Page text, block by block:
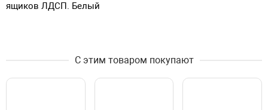
ящиков ЛДСП. Белый
С этим товаром покупают